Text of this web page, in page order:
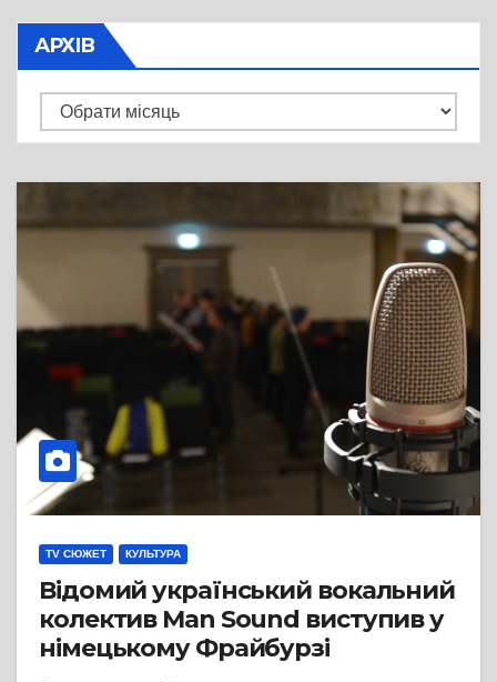
АРХІВ
Архів
TV СЮЖЕТ КУЛЬТУРА
Відомий український вокальний
колектив Man Sound виступив у
німецькому Фрайбурзі